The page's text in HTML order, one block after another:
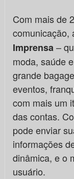
Com mais de
comunicação,
Imprensa–
moda, saúde
grande
eventos,
com mais um
das contas.
pode enviar
informações
dinâmica, e o
usuário.